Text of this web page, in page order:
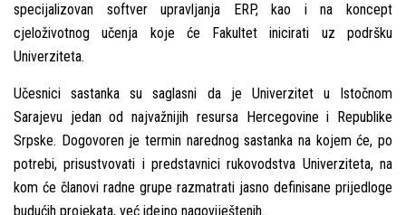
specijalizovan softver upravljanja ERP, kao i na koncept
cjeloživotnog učenja koje će Fakultet inicirati uz podršku
Univerziteta.
Učesnici sastanka su saglasni da je Univerzitet u Istočnom
Sarajevu jedan od najvažnijih resursa Hercegovine i Republike
Srpske. Dogovoren je termin narednog sastanka na kojem će, po
potrebi, prisustvovati i predstavnici rukovodstva Univerziteta, na
kom će članovi radne grupe razmatrati jasno definisane prijedloge
budućih projekata, već idejno nagoviještenih.